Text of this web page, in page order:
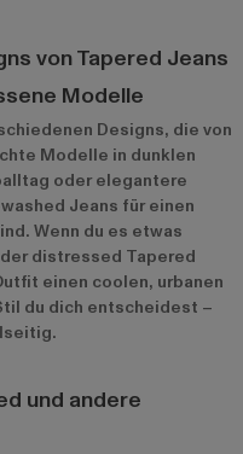
von Tapered Jeans
Modelle
Designs, die von
Modelle in dunklen
oder elegantere
Jeans für einen
Wenn du es etwas
distressed Tapered
einen coolen, urbanen
du dich entscheidest –
und andere